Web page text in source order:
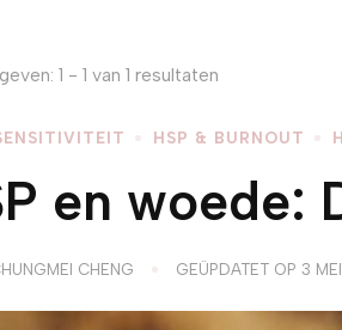
1 - 1 van 1 resultaten
HSP & BURNOUT
en woede:
CHENG GEÜPDATET OP 3